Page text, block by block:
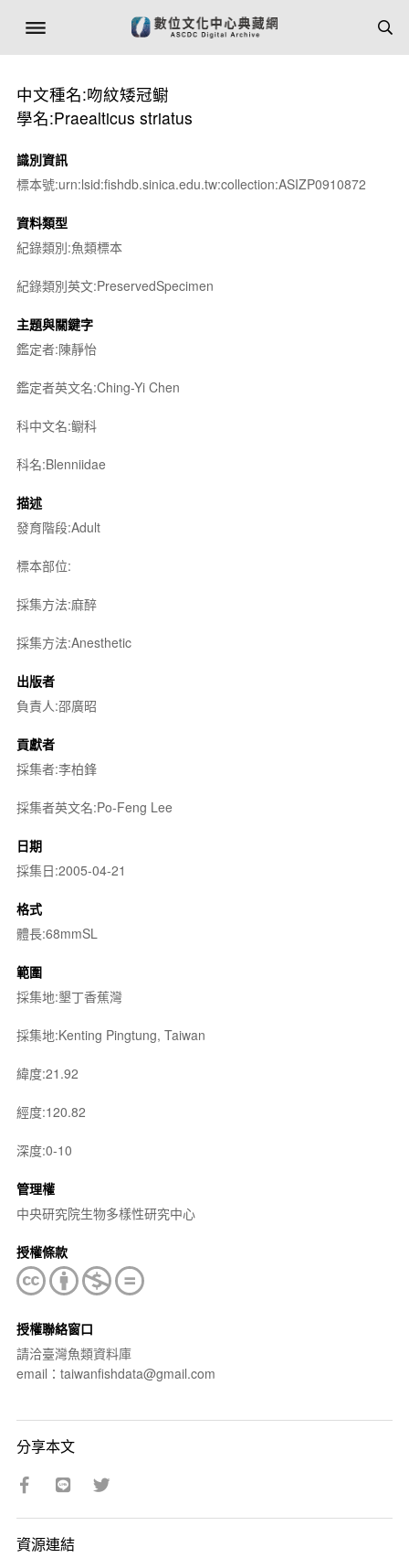
中文種名:吻紋矮冠鳚
學名:Praealticus striatus
識別資訊
標本號:urn:lsid:fishdb.sinica.edu.tw:collection:ASIZP0910872
資料類型
紀錄類別:魚類標本
紀錄類別英文:PreservedSpecimen
主題與關鍵字
鑑定者:陳靜怡
鑑定者英文名:Ching-Yi Chen
科中文名:鳚科
科名:Blenniidae
描述
發育階段:Adult
標本部位:
採集方法:麻醉
採集方法:Anesthetic
出版者
負責人:邵廣昭
貢獻者
採集者:李柏鋒
採集者英文名:Po-Feng Lee
日期
採集日:2005-04-21
格式
體長:68mmSL
範圍
採集地:墾丁香蕉灣
採集地:Kenting Pingtung, Taiwan
緯度:21.92
經度:120.82
深度:0-10
管理權
中央研究院生物多樣性研究中心
授權條款
授權聯絡窗口
請洽臺灣魚類資料庫
email：taiwanfishdata@gmail.com
分享本文
資源連結